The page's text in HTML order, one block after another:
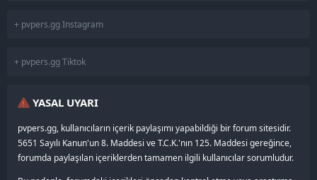
+ pvpers.gg Instagram
+ pvpers.gg Tiktok
YASAL UYARI
pvpers.gg, kullanıcıların içerik paylaşımı yapabildiği bir forum sitesidir.
5651 Sayılı Kanun'un 8. Maddesi ve T.C.K.'nın 125. Maddesi gereğince,
forumda paylaşılan içeriklerden tamamen ilgili kullanıcılar sorumludur.